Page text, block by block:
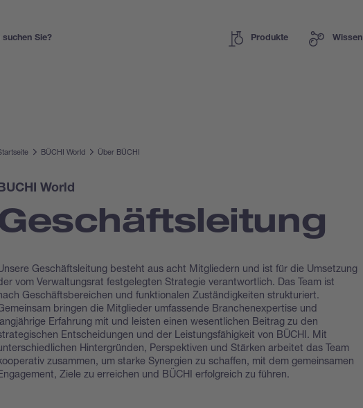
Produkte Wissen
BÜCHI World Über BÜCHI
World
Geschäftsleitung besteht aus acht Mitgliedern und ist für die Umsetzung
vom Verwaltungsrat festgelegten Strategie verantwortlich. Das Team ist
Geschäftsbereichen und funktionalen Zuständigkeiten strukturiert.
bringen die Mitglieder umfassende Branchenexpertise und
Erfahrung mit und leisten einen wesentlichen Beitrag zu den
Entscheidungen und der Leistungsfähigkeit von BÜCHI. Mit
Hintergründen, Perspektiven und Stärken arbeitet das Team
zusammen, um starke Synergien zu schaffen, mit dem gemeinsamen
Ziele zu erreichen und BÜCHI erfolgreich zu führen.